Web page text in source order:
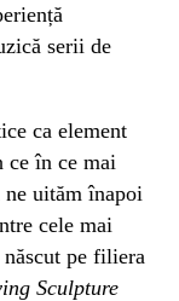
serii de
ca element
ce în ce mai
uităm înapoi
cele mai
pe filiera
Sculpture